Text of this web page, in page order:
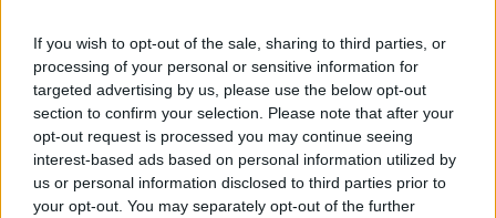
If you wish to opt-out of the sale, sharing to third parties, or
processing of your personal or sensitive information for
targeted advertising by us, please use the below opt-out
section to confirm your selection. Please note that after your
opt-out request is processed you may continue seeing
interest-based ads based on personal information utilized by
us or personal information disclosed to third parties prior to
your opt-out. You may separately opt-out of the further
κερδών 57% - Τα νέα
στοιχήματα σε low & non
alcohol
σύμβουλος της ΔΕΗ για την
είσοδο στην πολωνική
αγορά ενέργειας
Η Chery επενδύει 75 εκατ. δολάρια στην KG Mobility